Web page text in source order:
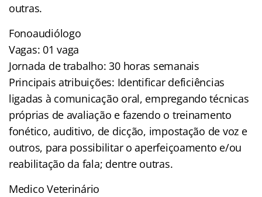
outras.
Fonoaudiólogo
Vagas: 01 vaga
Jornada de trabalho: 30 horas semanais
Principais atribuições: Identificar deficiências
ligadas à comunicação oral, empregando técnicas
próprias de avaliação e fazendo o treinamento
fonético, auditivo, de dicção, impostação de voz e
outros, para possibilitar o aperfeiçoamento e/ou
reabilitação da fala; dentre outras.
Medico Veterinário